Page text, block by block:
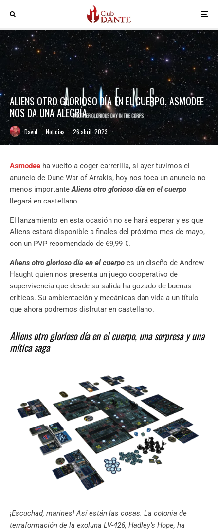
ALIENS OTRO GLORIOSO DÍA EN EL CUERPO, ASMODEE
NOS DA UNA ALEGRÍA
David · Noticias · 26 abril, 2023
Asmodee ha vuelto a coger carrerilla, si ayer tuvimos el
anuncio de Dune War of Arrakis, hoy nos toca un anuncio no
menos importanteAliens otro glorioso día en el cuerpo
llegará en castellano.
El lanzamiento en esta ocasión no se hará esperar y es que
Aliens estará disponible a finales del próximo mes de mayo,
con un PVP recomendado de 69,99 €.
Aliens otro glorioso día en el cuerpo es un diseño de Andrew
Haught quien nos presenta un juego cooperativo de
supervivencia que desde su salida ha gozado de buenas
críticas. Su ambientación y mecánicas dan vida a un título
que ahora podremos disfrutar en castellano.
Aliens otro glorioso día en el cuerpo, una sorpresa y una
mítica saga
¡Escuchad, marines! Así están las cosas. La colonia de
terraformación de la exoluna LV-426, Hadley’s Hope, ha